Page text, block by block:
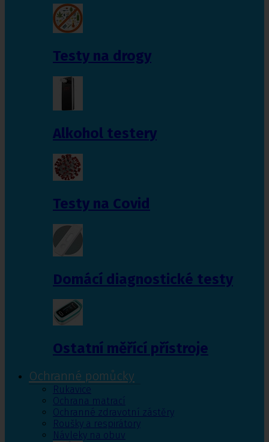
Testy na drogy
Alkohol testery
Testy na Covid
Domácí diagnostické testy
Ostatní měřící přístroje
Ochranné pomůcky
Rukavice
Ochrana matrací
Ochranné zdravotní zástěry
Roušky a respirátory
Návleky na obuv